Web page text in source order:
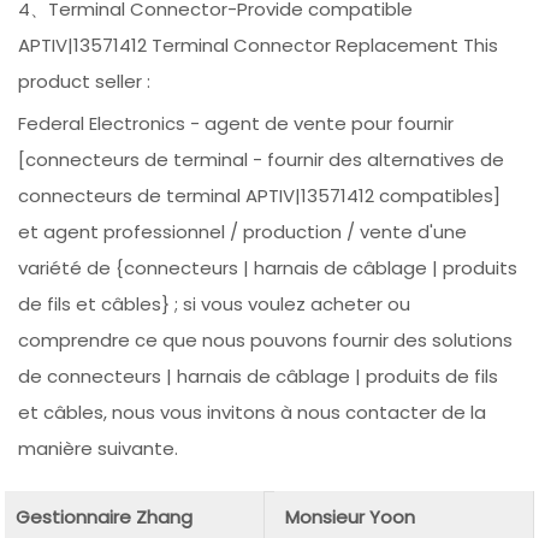
4、Terminal Connector-Provide compatible
APTIV|13571412 Terminal Connector Replacement This
product seller :
Federal Electronics - agent de vente pour fournir
[connecteurs de terminal - fournir des alternatives de
connecteurs de terminal APTIV|13571412 compatibles]
et agent professionnel / production / vente d'une
variété de {connecteurs | harnais de câblage | produits
de fils et câbles} ; si vous voulez acheter ou
comprendre ce que nous pouvons fournir des solutions
de connecteurs | harnais de câblage | produits de fils
et câbles, nous vous invitons à nous contacter de la
manière suivante.
Gestionnaire Zhang
Monsieur Yoon